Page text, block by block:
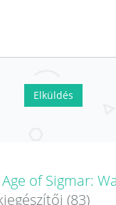
Elküldés
of Sigmar:
(83)